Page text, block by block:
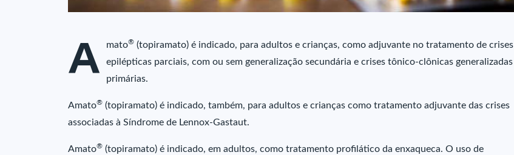
A mato® (topiramato) é indicado, para adultos e crianças, como adjuvante no tratamento de crises
epilépticas parciais, com ou sem generalização secundária e crises tônico-clônicas generalizadas
primárias.
Amato® (topiramato) é indicado, também, para adultos e crianças como tratamento adjuvante das crises
associadas à Síndrome de Lennox-Gastaut.
Amato® (topiramato) é indicado, em adultos, como tratamento profilático da enxaqueca. O uso de